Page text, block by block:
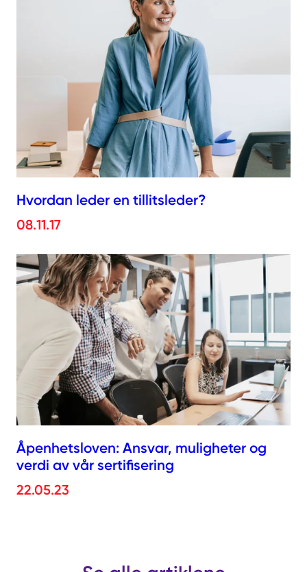
Hvordan leder en tillitsleder?
08.11.17
Åpenhetsloven: Ansvar, muligheter og
verdi av vår sertifisering
22.05.23